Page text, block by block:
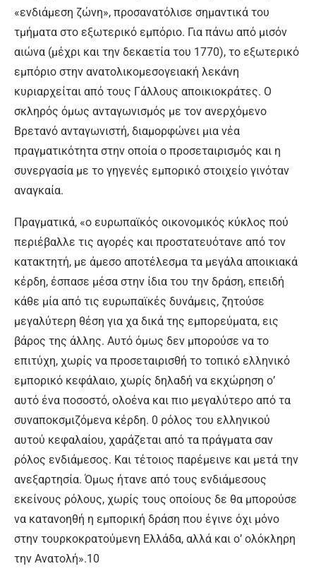
«ενδιάμεση ζώνη», προσανατόλισε σημαντικά του
τμήματα στο εξωτερικό εμπόριο. Για πάνω από μισόν
αιώνα (μέχρι και την δεκαετία του 1770), το εξωτερικό
εμπόριο στην ανατολικομεσογειακή λεκάνη
κυριαρχείται από τους Γάλλους αποικιοκράτες. Ο
σκληρός όμως ανταγωνισμός με τον ανερχόμενο
Βρετανό ανταγωνιστή, διαμορφώνει μια νέα
πραγματικότητα στην οποία ο προσεταιρισμός και η
συνεργασία με το γηγενές εμπορικό στοιχείο γινόταν
αναγκαία.
Πραγματικά, «ο ευρωπαϊκός οικονομικός κύκλος πού
περιέβαλλε τις αγορές και προστατευότανε από τον
κατακτητή, με άμεσο αποτέλεσμα τα μεγάλα αποικιακά
κέρδη, έσπασε μέσα στην ίδια του την δράση, επειδή
κάθε μία από τις ευρωπαϊκές δυνάμεις, ζητούσε
μεγαλύτερη θέση για χα δικά της εμπορεύματα, εις
βάρος της άλλης. Αυτό όμως δεν μπορούσε να το
επιτύχη, χωρίς να προσεταιρισθή το τοπικό ελληνικό
εμπορικό κεφάλαιο, χωρίς δηλαδή να εκχώρηση ο’
αυτό ένα ποσοστό, ολοένα και πιο μεγαλύτερο από τα
συναποκσμιζόμενα κέρδη. 0 ρόλος του ελληνικού
αυτού κεφαλαίου, χαράζεται από τα πράγματα σαν
ρόλος ενδιάμεσος. Και τέτοιος παρέμεινε και μετά την
ανεξαρτησία. Όμως ήτανε από τους ενδιάμεσους
εκείνους ρόλους, χωρίς τους οποίους δε θα μπορούσε
να κατανοηθή η εμπορική δράση που έγινε όχι μόνο
στην τουρκοκρατούμενη Ελλάδα, αλλά και ο’ ολόκληρη
την Ανατολή».10